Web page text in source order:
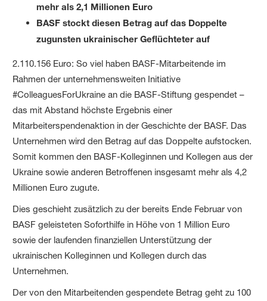
mehr als 2,1 Millionen Euro
BASF stockt diesen Betrag auf das Doppelte
zugunsten ukrainischer Geflüchteter auf
2.110.156 Euro: So viel haben BASF-Mitarbeitende im
Rahmen der unternehmensweiten Initiative
#ColleaguesForUkraine an die BASF-Stiftung gespendet –
das mit Abstand höchste Ergebnis einer
Mitarbeiterspendenaktion in der Geschichte der BASF. Das
Unternehmen wird den Betrag auf das Doppelte aufstocken.
Somit kommen den BASF-Kolleginnen und Kollegen aus der
Ukraine sowie anderen Betroffenen insgesamt mehr als 4,2
Millionen Euro zugute.
Dies geschieht zusätzlich zu der bereits Ende Februar von
BASF geleisteten Soforthilfe in Höhe von 1 Million Euro
sowie der laufenden finanziellen Unterstützung der
ukrainischen Kolleginnen und Kollegen durch das
Unternehmen.
Der von den Mitarbeitenden gespendete Betrag geht zu 100